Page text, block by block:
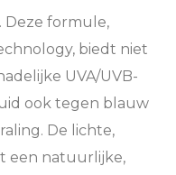
Deze formule,
biedt niet
UVA/UVB-
ook tegen blauw
De lichte,
een natuurlijke,